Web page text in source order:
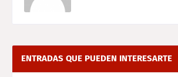
ENTRADAS QUE PUEDEN INTERESARTE